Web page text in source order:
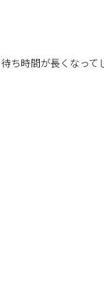
ち時間が長くなって